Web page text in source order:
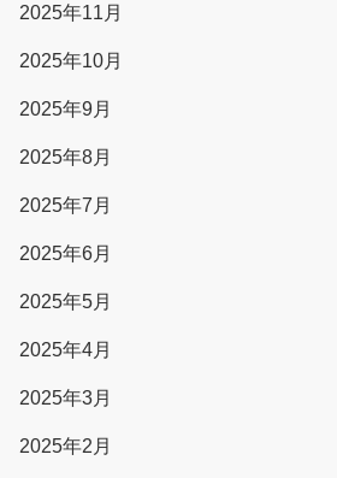
2025年11月
2025年10月
2025年9月
2025年8月
2025年7月
2025年6月
2025年5月
2025年4月
2025年3月
2025年2月